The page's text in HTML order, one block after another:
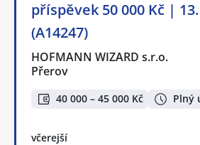
příspěvek 50 000 Kč |
(A14247)
HOFMANN WIZARD s.r.o.
Přerov
40 000 – 45 000 Kč Plný
včerejší